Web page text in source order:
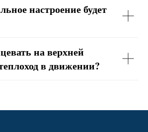
настроение будет
на верхней
в движении?